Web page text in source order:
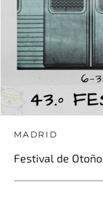
MADRID
Festival de Otoño